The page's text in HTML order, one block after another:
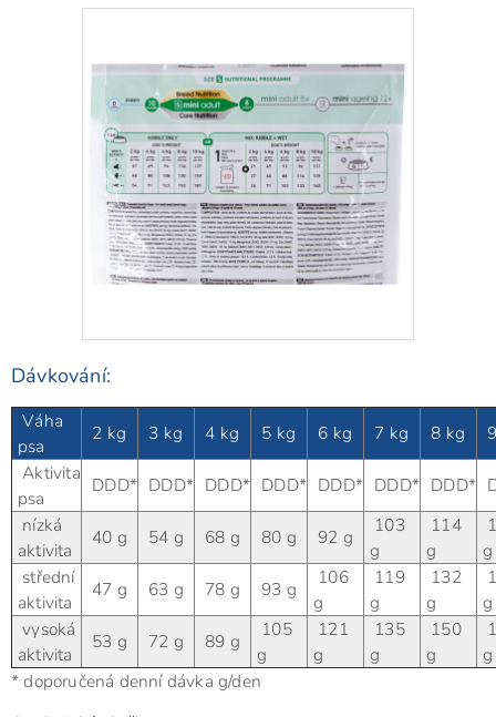
Dávkování:
Váha
psa
2 kg 3 kg 4 kg 5 kg 6 kg 7 kg 8 kg
Aktivita
psa
DDD* DDD* DDD* DDD* DDD* DDD* DDD*
nízká
aktivita
40 g 54 g 68 g 80 g 92 g
103
g
114
g
g
střední
aktivita
47 g 63 g 78 g 93 g
106
g
119
g
132
g
g
vysoká
aktivita
53 g 72 g 89 g
105
g
121
g
135
g
150
g
g
* doporučená denní dávka g/den